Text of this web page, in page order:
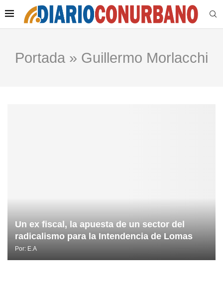
Portada » Guillermo Morlacchi
Un ex fiscal, la apuesta de un sector del
radicalismo para la Intendencia de Lomas
Por: E.A